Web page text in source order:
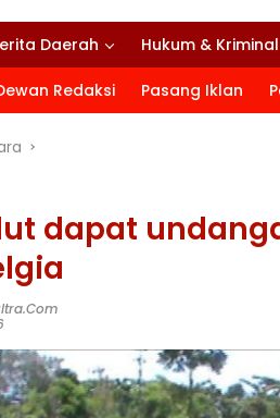
Daerah Hukum & Kriminal
Redaksi Pasang Iklan
dapat